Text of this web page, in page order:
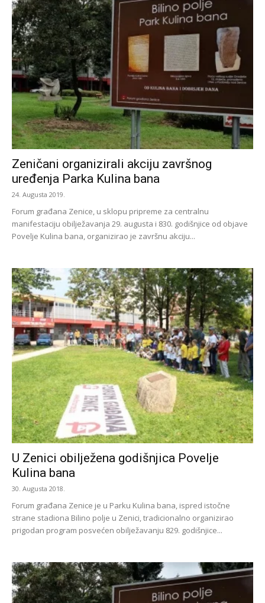
Zeničani organizirali akciju završnog
uređenja Parka Kulina bana
24. Augusta 2019.
Forum građana Zenice, u sklopu pripreme za centralnu
manifestaciju obilježavanja 29. augusta i 830. godišnjice od objave
Povelje Kulina bana, organizirao je završnu akciju...
U Zenici obilježena godišnjica Povelje
Kulina bana
30. Augusta 2018.
Forum građana Zenice je u Parku Kulina bana, ispred istočne
strane stadiona Bilino polje u Zenici, tradicionalno organizirao
prigodan program posvećen obilježavanju 829. godišnjice...